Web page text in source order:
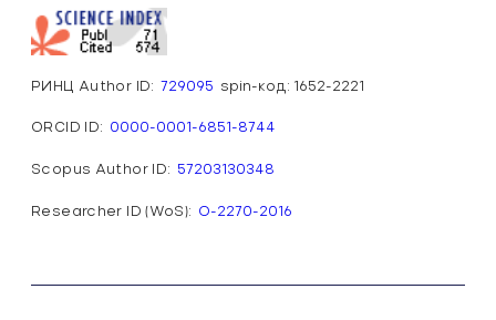
РИНЦ Author ID: 729095 spin-код: 1652-2221
ORCID ID: 0000-0001-6851-8744
Scopus Author ID: 57203130348
Researcher ID (WoS): O-2270-2016